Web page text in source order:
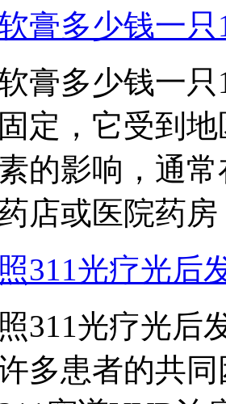
膏多少钱一只
膏多少钱一
定，它受到
的影响，通
店或医院药房
311光疗光后
311光疗光后
多患者的共